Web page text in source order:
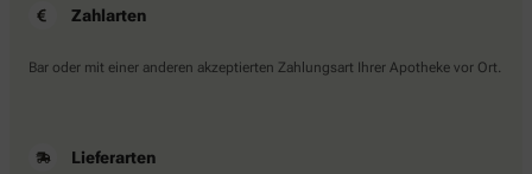
Zahlarten
Bar oder mit einer anderen akzeptierten Zahlungsart Ihrer Apotheke vor Ort.
Lieferarten